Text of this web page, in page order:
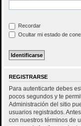
Recordar
Ocultar mi estado de
REGISTRARSE
Para autenticarte debes
pocos segundos y te
Administración del sitio
usuarios registrados.
con nuestros términos de